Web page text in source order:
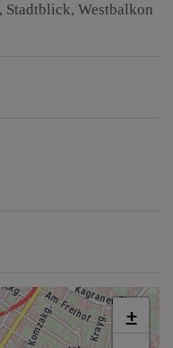
Stadtblick Westbalkon
+